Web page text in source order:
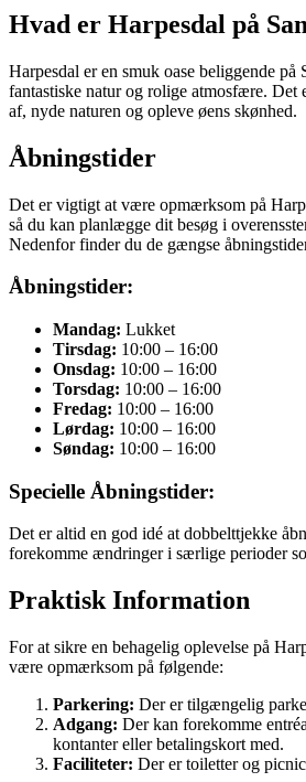
Hvad er Harpesdal på
Harpesdal er en smuk oase beliggende på
fantastiske natur og rolige atmosfære. Det
af, nyde naturen og opleve øens skønhed.
Åbningstider
Det er vigtigt at være opmærksom på
så du kan planlægge dit besøg i
Nedenfor finder du de gængse
Åbningstider:
Mandag: Lukket
Tirsdag: 10:00 – 16:00
Onsdag: 10:00 – 16:00
Torsdag: 10:00 – 16:00
Fredag: 10:00 – 16:00
Lørdag: 10:00 – 16:00
Søndag: 10:00 – 16:00
Specielle Åbningstider:
Det er altid en god idé at dobbelttjekke
forekomme ændringer i særlige perioder
Praktisk Information
For at sikre en behagelig oplevelse på
være opmærksom på følgende:
Parkering: Der er tilgængelig
Adgang: Der kan forekomme
kontanter eller betalingskort med.
Faciliteter: Der er toiletter og